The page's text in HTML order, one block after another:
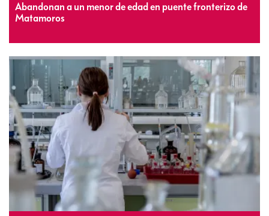
Abandonan a un menor de edad en puente fronterizo de
Matamoros